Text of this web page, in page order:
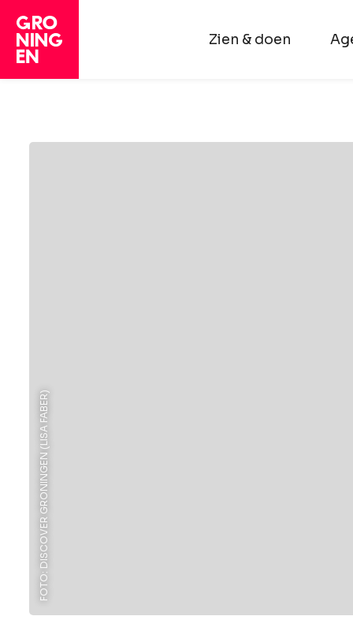
Zien & doen
FOTO: DISCOVER GRONINGEN (LISA FABER)